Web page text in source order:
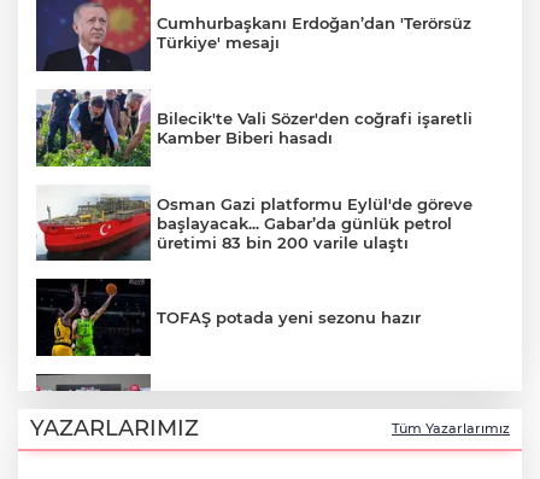
Cumhurbaşkanı Erdoğan’dan 'Terörsüz
Türkiye' mesajı
Bilecik'te Vali Sözer'den coğrafi işaretli
Kamber Biberi hasadı
Osman Gazi platformu Eylül'de göreve
başlayacak... Gabar’da günlük petrol
üretimi 83 bin 200 varile ulaştı
TOFAŞ potada yeni sezonu hazır
62. Meslek Komitesi ile değerlendirdi
YAZARLARIMIZ Tüm Yazarlarımız